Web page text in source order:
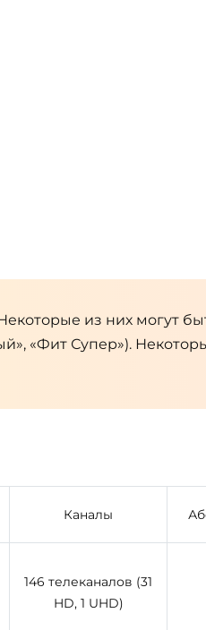
из них могут
«Фит Супер»).
Каналы
146 телеканалов (31
HD, 1 UHD)